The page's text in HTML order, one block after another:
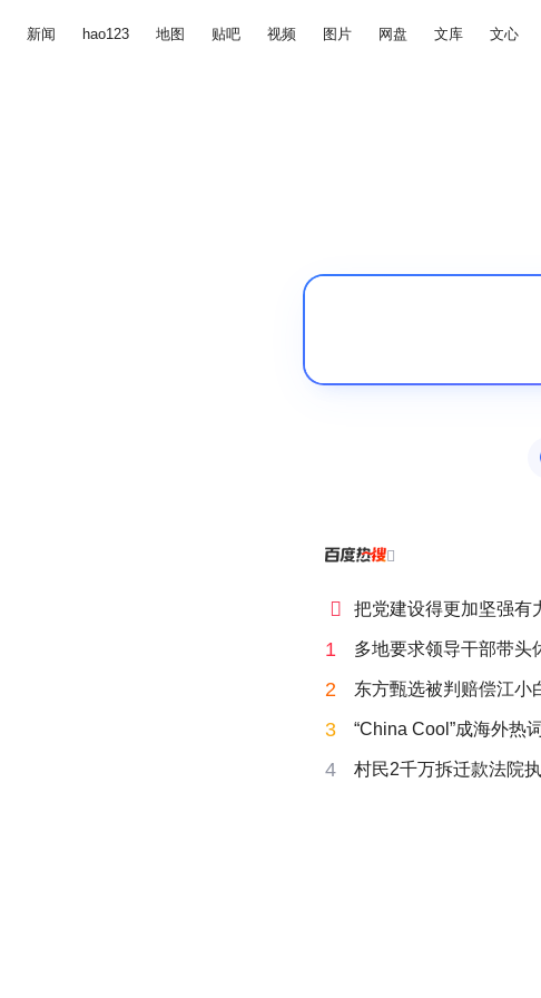
新闻 hao123 地图 贴吧 视频 图片 网盘 文库 文心

 把党建设得更加坚强有
1 多地要求领导干部带头
2 东方甄选被判赔偿江小
3 “China Cool”成海外热词
4 村民2千万拆迁款法院执行